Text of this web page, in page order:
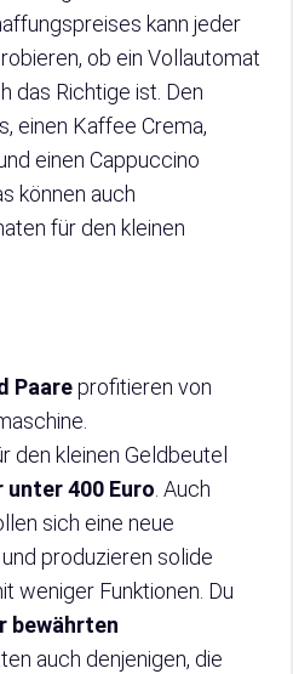
kann jeder
ob ein Vollautomat
das Richtige ist. Den
einen Kaffee Crema,
einen Cappuccino
können auch
für den kleinen
Paareprofitieren von
den kleinen Geldbeutel
unter 400 Euro . Auch
sich eine neue
produzieren solide
weniger Funktionen. Du
bewährten
auch denjenigen, die